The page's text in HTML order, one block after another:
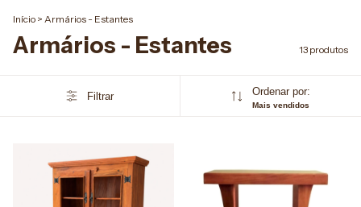
Início > Armários - Estantes
Armários - Estantes 13 produtos
Filtrar Ordenar por:
Mais vendidos